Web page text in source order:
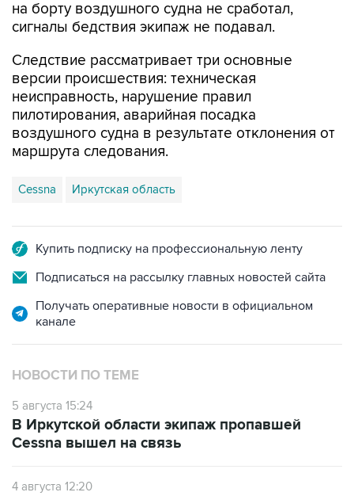
на борту воздушного судна не сработал,
сигналы бедствия экипаж не подавал.
Следствие рассматривает три основные
версии происшествия: техническая
неисправность, нарушение правил
пилотирования, аварийная посадка
воздушного судна в результате отклонения от
маршрута следования.
Cessna Иркутская область
Купить подписку на профессиональную ленту
Подписаться на рассылку главных новостей сайта
Получать оперативные новости в официальном
канале
НОВОСТИ ПО ТЕМЕ
5 августа 15:24
В Иркутской области экипаж пропавшей
Cessna вышел на связь
4 августа 12:20